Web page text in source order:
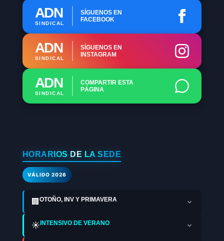
ADN
SINDICAL
SÍGUENOS EN
FACEBOOK
ADN
SINDICAL
SÍGUENOS EN
INSTAGRAM
ADN
SINDICAL
COMPARTIR ESTA
PÁGINA
HORARIOS DE LA SEDE
VÁLIDO 2026
🏢 OTOÑO, INV Y PRIMAVERA
☀️INTENSIVO DE VERANO